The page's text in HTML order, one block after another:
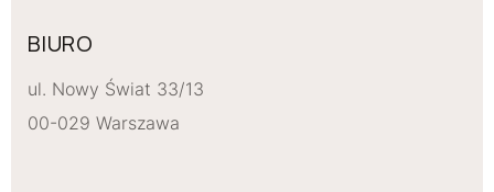
BIURO
ul. Nowy Świat 33/13
00-029 Warszawa